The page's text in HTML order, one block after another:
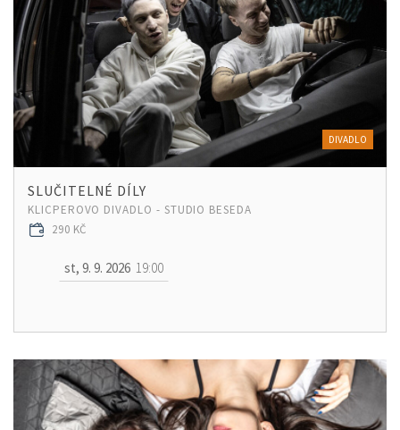
DIVADLO
SLUČITELNÉ DÍLY
KLICPEROVO DIVADLO - STUDIO BESEDA
290 KČ
st, 9. 9. 2026 19:00